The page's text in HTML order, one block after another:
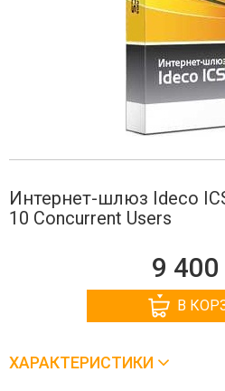
Интернет-шлюз Ideco
10 Concurrent Users
9 400
В
ХАРАКТЕРИСТИКИ